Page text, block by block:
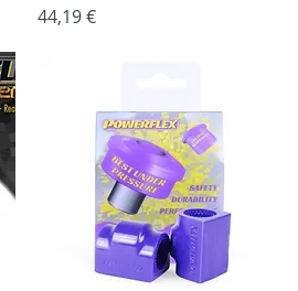
Kaina
44,19 €